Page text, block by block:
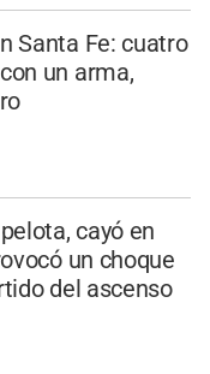
Santa Fe: cuatro
un arma,
cayó en
un choque
del ascenso